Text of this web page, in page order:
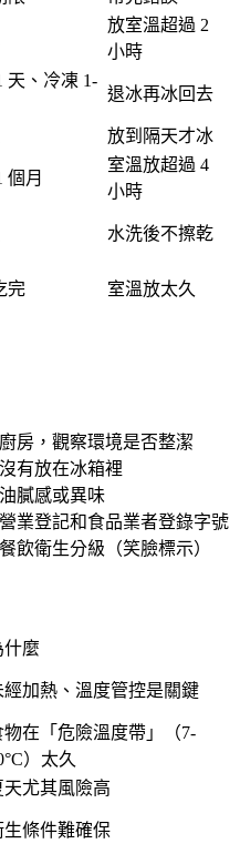
放室溫超過 2
小時
天、冷凍 1-
退冰再冰回去
放到隔天才冰
個月
室溫放超過 4
小時
水洗後不擦乾
完 室溫放太久
房，觀察環境是否整潔
有放在冰箱裡
膩感或異味
業登記和食品業者登錄字號
飲衛生分級（笑臉標示）
什麼
經加熱、溫度管控是關鍵
物在「危險溫度帶」（7-
）太久
天尤其風險高
生條件難確保